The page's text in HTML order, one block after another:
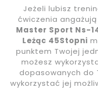
Jeżeli lubisz
ćwiczenia
Master Sport Ns-
Leżąc 45Stopni
punktem Twojej
możesz
dopasowanych do
wykorzystać jej